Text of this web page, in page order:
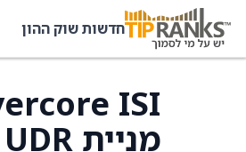
חדשות שוק ההון